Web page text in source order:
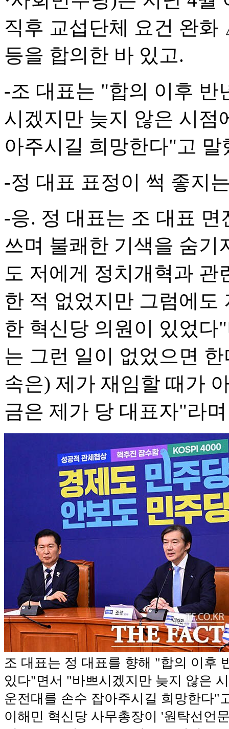
직후 교섭단체 요건 완
등을 합의한 바 있고.
-조 대표는 "합의 이후
시겠지만 늦지 않은 시점
아주시길 희망한다"고 말
-정 대표 표정이 썩 좋지
-응. 정 대표는 조 대표
쓰며 불쾌한 기색을 숨기
도 저에게 정치개혁과
한 적 없었지만 그럼에도
한 혁신당 의원이 있었
는 그런 일이 없었으면
속은) 제가 재임할 때가
금은 제가 당 대표자"라
조 대표는 정 대표를 향해 "합의 이후
있다"면서 "바쁘시겠지만 늦지 않은
운전대를 손수 잡아주시길 희망한다"
이해민 혁신당 사무총장이 '원탁선언